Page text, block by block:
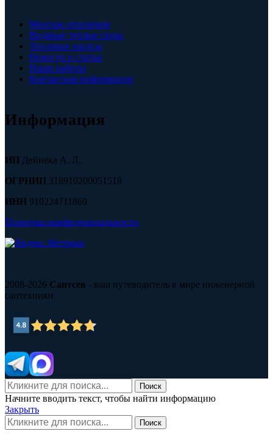
Монтаж отопления
Водяные теплые полы
Тепловые насосы
Новости и статьи
Наши работы
Контактная информация
Информация
ИП Дейнека А. Л.
ОГРНИП 318910200051518
ИНН 910224711869
Политика конфиденциальности
2008-2026 Сантсев - ваш путеводитель в мире инженерной
сантехники
Поиск
Начните вводить текст, чтобы найти информацию
Закрыть
Поиск